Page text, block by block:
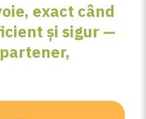
exact când
și sigur —